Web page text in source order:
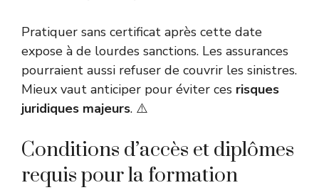
Pratiquer sans certificat après cette date
expose à de lourdes sanctions. Les assurances
pourraient aussi refuser de couvrir les sinistres.
Mieux vaut anticiper pour éviter ces risques
juridiques majeurs. ⚠️
Conditions d’accès et diplômes
requis pour la formation